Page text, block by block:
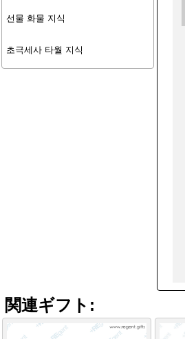
선물 화물 지식
초극세사 타월 지식
関連ギフト: